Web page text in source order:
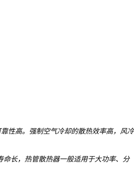
性高。强制空气冷却的散热效率高，风冷
长，热管散热器一般适用于大功率、分